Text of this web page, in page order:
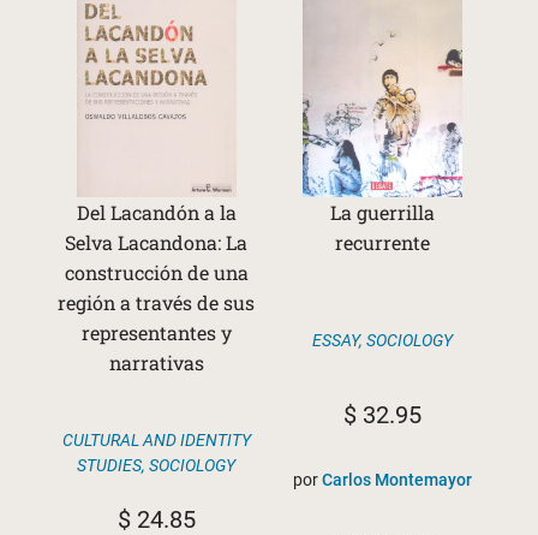
Del Lacandón a la
Selva Lacandona: La
construcción de una
región a través de sus
representantes y
narrativas
CULTURAL AND IDENTITY
STUDIES, SOCIOLOGY
$24.85
La guerrilla
recurrente
ESSAY, SOCIOLOGY
$32.95
porCarlos Montemayor